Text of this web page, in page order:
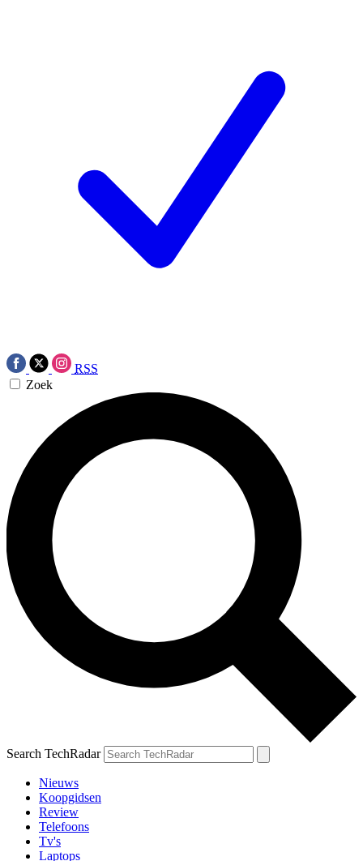
RSS
Zoek
Search TechRadar
Nieuws
Koopgidsen
Review
Telefoons
Tv's
Laptops